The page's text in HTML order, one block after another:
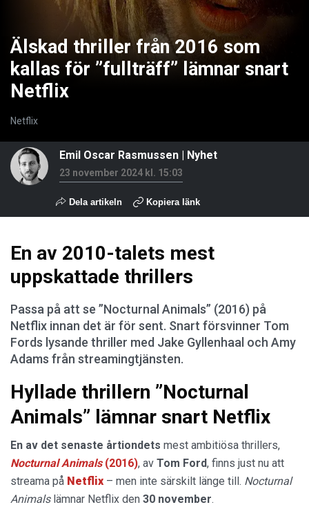
Älskad thriller från 2016 som
kallas för ”fullträff” lämnar snart
Netflix
Netflix
Emil Oscar Rasmussen | Nyhet
23 november 2024 kl. 15:03
Dela artikeln Kopiera länk
En av 2010-talets mest
uppskattade thrillers
Passa på att se ”Nocturnal Animals” (2016) på
Netflix innan det är för sent. Snart försvinner Tom
Fords lysande thriller med Jake Gyllenhaal och Amy
Adams från streamingtjänsten.
Hyllade thrillern ”Nocturnal
Animals” lämnar snart Netflix
En av det senaste årtiondets mest ambitiösa thrillers,
Nocturnal Animals(2016), av Tom Ford, finns just nu att
streama på Netflix – men inte särskilt länge till. Nocturnal
Animalslämnar Netflix den 30 november.